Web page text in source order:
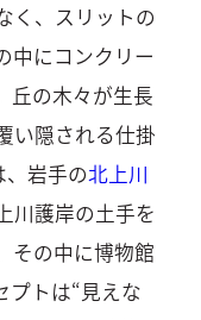
く、スリットの
中にコンクリー
丘の木々が生長
い隠される仕掛
、岩手の北上川
川護岸の土手を
その中に博物館
プトは“見えな